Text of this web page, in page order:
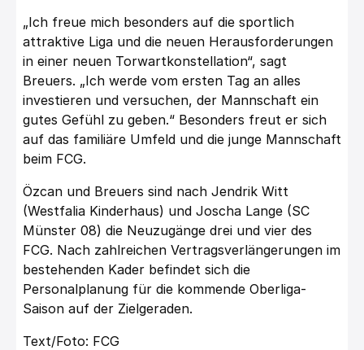
„Ich freue mich besonders auf die sportlich
attraktive Liga und die neuen Herausforderungen
in einer neuen Torwartkonstellation“, sagt
Breuers. „Ich werde vom ersten Tag an alles
investieren und versuchen, der Mannschaft ein
gutes Gefühl zu geben.“ Besonders freut er sich
auf das familiäre Umfeld und die junge Mannschaft
beim FCG.
Özcan und Breuers sind nach Jendrik Witt
(Westfalia Kinderhaus) und Joscha Lange (SC
Münster 08) die Neuzugänge drei und vier des
FCG. Nach zahlreichen Vertragsverlängerungen im
bestehenden Kader befindet sich die
Personalplanung für die kommende Oberliga-
Saison auf der Zielgeraden.
Text/Foto: FCG